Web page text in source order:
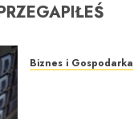
Biznes i Gospodarka